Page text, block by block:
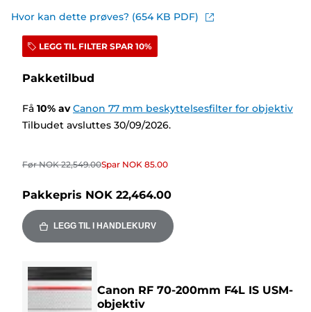
Hvor kan dette prøves? (654 KB PDF)
LEGG TIL FILTER SPAR 10%
Pakketilbud
Få 10% av Canon 77 mm beskyttelsesfilter for objektiv
Tilbudet avsluttes 30/09/2026.
FørNOK 22,549.00Spar NOK 85.00
Pakkepris NOK 22,464.00
LEGG TIL I HANDLEKURV
Canon RF 70-200mm F4L IS USM-
objektiv